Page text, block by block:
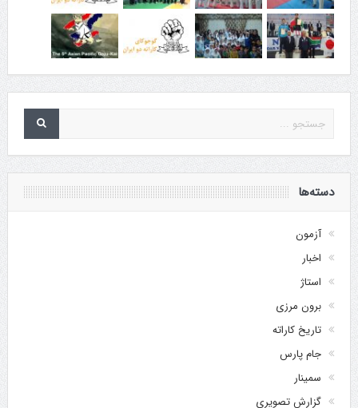
دسته‌ها
آزمون
اخبار
استاژ
برون مرزی
تاریخ کاراته
جام پارس
سمینار
گزارش تصویری